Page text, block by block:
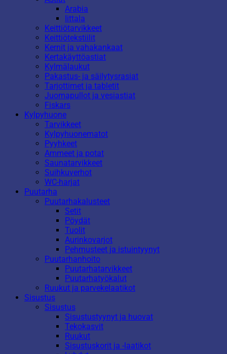
Arabia
Iittala
Keittiötarvikkeet
Keittiötekstiilit
Kernit ja vahakankaat
Kertakäyttöastiat
Kylmälaukut
Pakastus- ja säilytysrasiat
Tarjottimet ja tabletit
Juomapullot ja vesiastiat
Fiskars
Kylpyhuone
Tarvikkeet
Kylpyhuonematot
Pyyhkeet
Ammeet ja potat
Saunatarvikkeet
Suihkuverhot
WC-harjat
Puutarha
Puutarhakalusteet
Setit
Pöydät
Tuolit
Aurinkovarjot
Pehmusteet ja istuintyynyt
Puutarhanhoito
Puutarhatarvikkeet
Puutarhatyökalut
Ruukut ja parvekelaatikot
Sisustus
Sisustus
Sisustustyynyt ja huovat
Tekokasvit
Ruukut
Sisustuskorit ja -laatikot